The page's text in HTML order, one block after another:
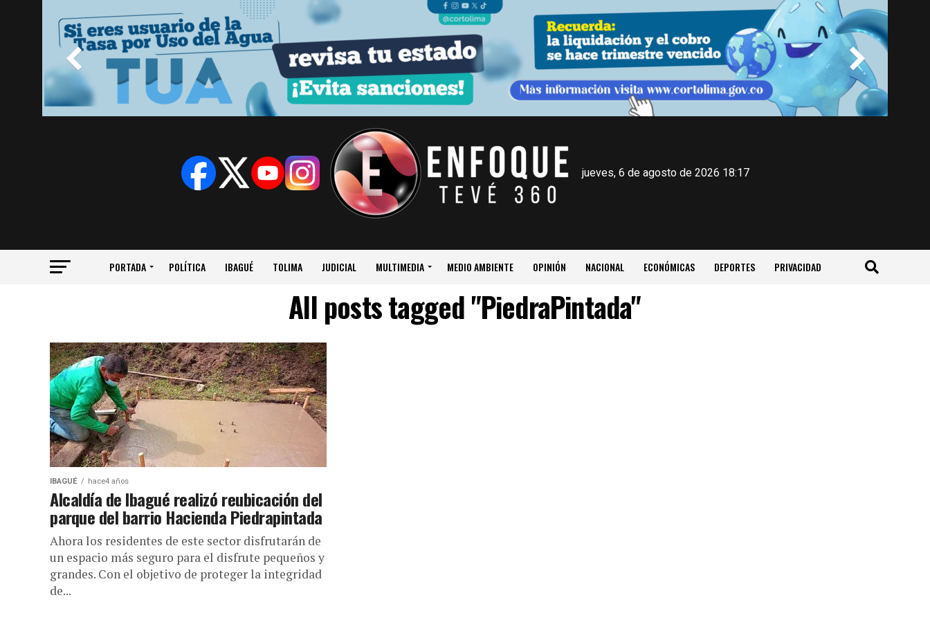
jueves, 6 de agosto de 2026 18:17
PORTADA POLÍTICA IBAGUÉ TOLIMA JUDICIAL MULTIMEDIA MEDIO AMBIENTE OPINIÓN NACIONAL ECONÓMICAS DEPORTES PRIVACIDAD
All posts tagged "PiedraPintada"
IBAGUÉ hace4 años
Alcaldía de Ibagué realizó reubicación del
parque del barrio Hacienda Piedrapintada
Ahora los residentes de este sector disfrutarán de
un espacio más seguro para el disfrute pequeños y
grandes. Con el objetivo de proteger la integridad
de...